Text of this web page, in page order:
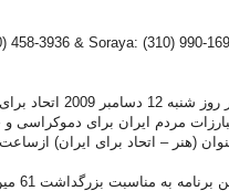
458-3936 & Soraya: (310) 990-
در روز شنبه
مردم ایران برای دموکراسی
(هنر – اتحاد برای ایران) ازساعت 1 الی 8 بعد از ظهر برگزار خواهند کرد.